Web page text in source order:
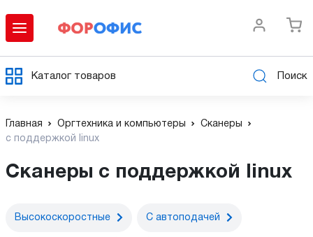
Каталог товаров Поиск
Главная Оргтехника и компьютеры
Сканеры
с поддержкой linux
Сканеры с поддержкой linux
Высокоскоростные С автоподачей